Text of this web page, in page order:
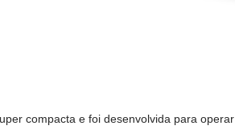
compacta e foi desenvolvida para